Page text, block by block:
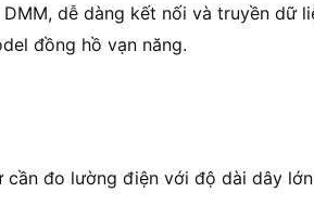
dễ dàng kết nối và truyền dữ
đồng hồ vạn năng.
cần đo lường điện với độ dài dây